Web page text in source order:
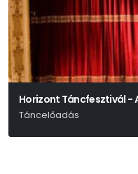
Horizont Táncfesztivál -
Táncelőadás